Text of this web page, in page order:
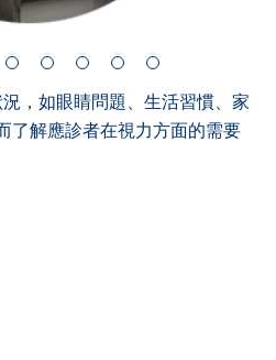
，如眼睛問題、生活習慣、家
了解應診者在視力方面的需要